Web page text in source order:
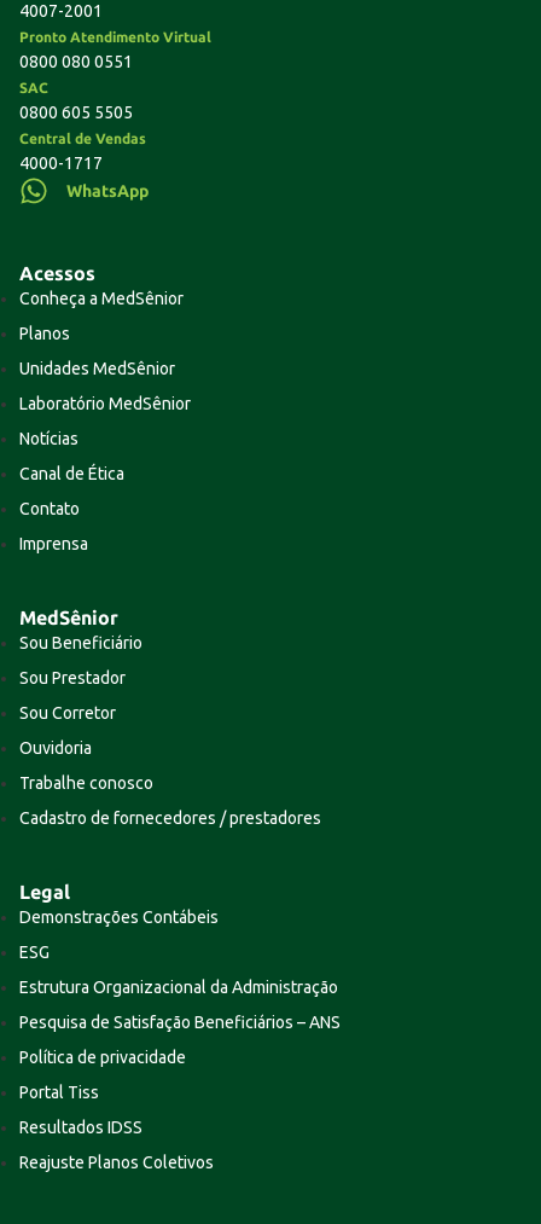
4007-2001
Pronto Atendimento Virtual
0800 080 0551
SAC
0800 605 5505
Central de Vendas
4000-1717
WhatsApp
Acessos
Conheça a MedSênior
Planos
Unidades MedSênior
Laboratório MedSênior
Notícias
Canal de Ética
Contato
Imprensa
MedSênior
Sou Beneficiário
Sou Prestador
Sou Corretor
Ouvidoria
Trabalhe conosco
Cadastro de fornecedores / prestadores
Legal
Demonstrações Contábeis
ESG
Estrutura Organizacional da Administração
Pesquisa de Satisfação Beneficiários – ANS
Política de privacidade
Portal Tiss
Resultados IDSS
Reajuste Planos Coletivos